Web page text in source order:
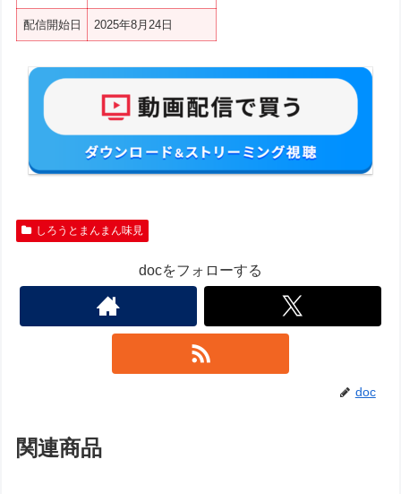
配信開始日 2025年8月24日
しろうとまんまん味見
docをフォローする
doc
関連商品